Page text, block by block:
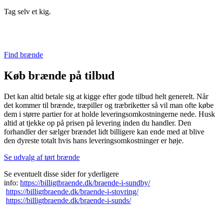
Tag selv et kig.
Find brænde
Køb brænde på tilbud
Det kan altid betale sig at kigge efter gode tilbud helt generelt. Når
det kommer til brænde, træpiller og træbriketter så vil man ofte købe
dem i større partier for at holde leveringsomkostningerne nede. Husk
altid at tjekke op på prisen på levering inden du handler. Den
forhandler der sælger brændet lidt billigere kan ende med at blive
den dyreste totalt hvis hans leveringsomkostninger er høje.
Se udvalg af tørt brænde
Se eventuelt disse sider for yderligere
info: https://billigtbraende.dk/braende-i-sundby/
https://billigtbraende.dk/braende-i-stovring/
https://billigtbraende.dk/braende-i-sunds/